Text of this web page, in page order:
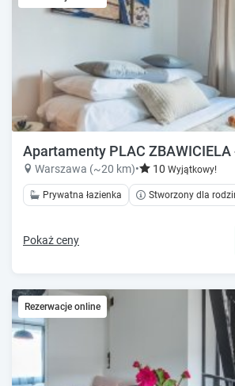
Apartamenty PLAC ZBAWICIELA
Warszawa (~20 km)• 10 Wyjątkowy!
Prywatna łazienka Stworzony dla
Pokaż ceny
Rezerwacje online